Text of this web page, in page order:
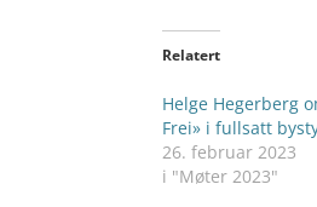
Relatert
Helge Hegerberg
Frei» i fullsatt
26. februar 2023
i "Møter 2023"